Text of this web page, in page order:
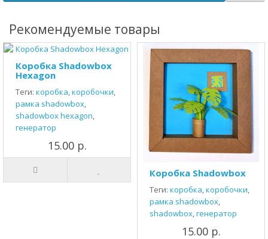
Рекомендуемые товары
Коробка Shadowbox
Hexagon
Теги: коробка,коробочки,
рамка shadowbox,
shadowbox hexagon,
генератор
15.00 р.
Коробка Shadowbox
Теги: коробка,коробочки,
рамка shadowbox,
shadowbox,генератор
15.00 р.